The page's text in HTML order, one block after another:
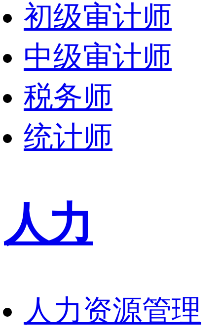
初级审计师
中级审计师
税务师
统计师
人力
人力资源管理